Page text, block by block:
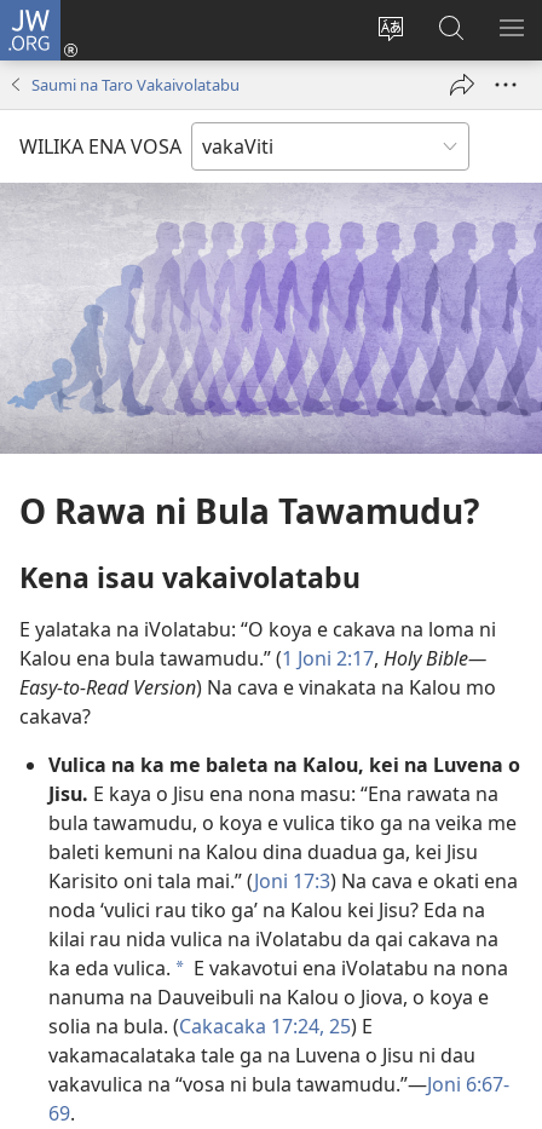
JW.ORG
Veisautaka
Dolava
(opens
Vaqara
ena
JW.ORG
Saumi na Taro Vakaivolatabu
WILIKA ENA VOSA
O Rawa ni Bula Tawamudu?
Kena isau vakaivolatabu
E yalataka na iVolatabu: “O koya e cakava na loma ni
Kalou ena bula tawamudu.” (1 Joni 2:​17, Holy Bible​—
Easy-to-Read Version) Na cava e vinakata na Kalou mo
cakava?
Vulica na ka me baleta na Kalou, kei na Luvena o
Jisu. E kaya o Jisu ena nona masu: “Ena rawata na
bula tawamudu, o koya e vulica tiko ga na veika me
baleti kemuni na Kalou dina duadua ga, kei Jisu
Karisito oni tala mai.” (Joni 17:3) Na cava e okati ena
noda ‘vulici rau tiko ga’ na Kalou kei Jisu? Eda na
kilai rau nida vulica na iVolatabu da qai cakava na
ka eda vulica. a E vakavotui ena iVolatabu na nona
nanuma na Dauveibuli na Kalou o Jiova, o koya e
solia na bula. (Cakacaka 17:24, 25) E
vakamacalataka tale ga na Luvena o Jisu ni dau
vakavulica na “vosa ni bula tawamudu.”​—Joni 6:​67-​
69.